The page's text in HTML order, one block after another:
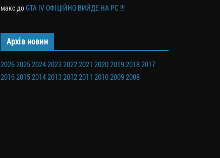
макс доGTA IV ОФІЦІЙНО ВИЙДЕ НА PC !!!
Архів новин
202620252024202320222021 2020201920182017
201620152014201320122011 201020092008